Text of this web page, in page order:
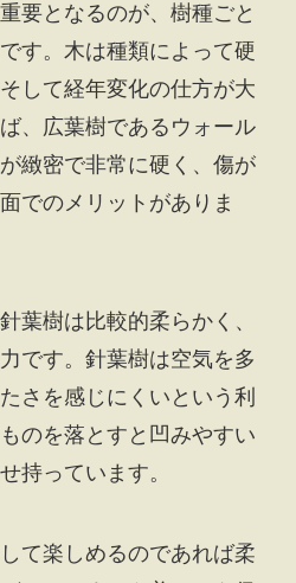
要となるのが、樹種ごと
す。木は種類によって硬
して経年変化の仕方が大
、広葉樹であるウォール
緻密で非常に硬く、傷が
でのメリットがありま
葉樹は比較的柔らかく、
です。針葉樹は空気を多
さを感じにくいという利
のを落とすと凹みやすい
持っています。
て楽しめるのであれば柔